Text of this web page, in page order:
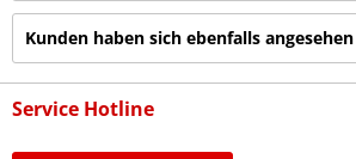
Kunden haben sich ebenfalls angesehen
Service Hotline